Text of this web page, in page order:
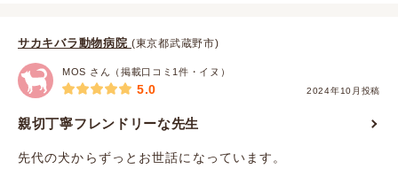
サカキバラ動物病院 (東京都武蔵野市)
MOS さん（掲載口コミ1件・イヌ）
2024年10月投稿
5.0
親切丁寧フレンドリーな先生
先代の犬からずっとお世話になっています。